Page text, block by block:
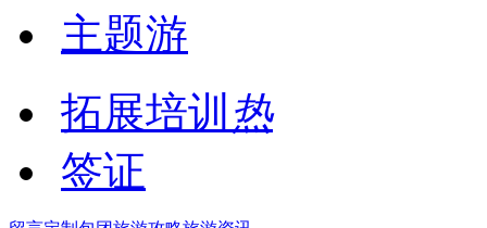
主题游
拓展培训 热
签证